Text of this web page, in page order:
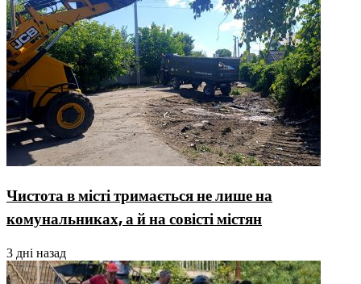
Чистота в місті тримається не лише на
комунальниках, а й на совісті містян
3 дні назад